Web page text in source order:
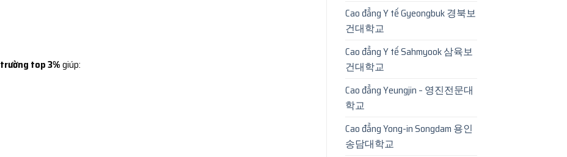
trường top 3%giúp:
Cao đẳng Y tế Gyeongbuk 경북보
건대학교
Cao đẳng Y tế Sahmyook 삼육보
건대학교
Cao đẳng Yeungjin – 영진전문대
학교
Cao đẳng Yong-in Songdam 용인
송담대학교